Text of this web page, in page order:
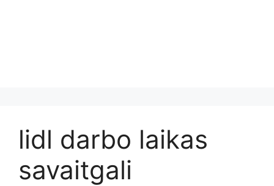
lidl darbo laikas
savaitgali